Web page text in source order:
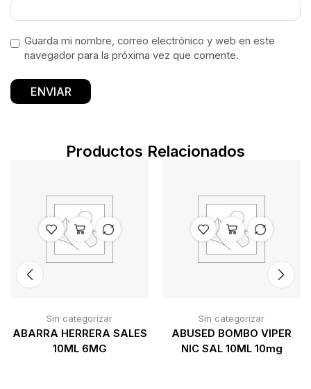
Guarda mi nombre, correo electrónico y web en este
navegador para la próxima vez que comente.
Productos Relacionados
Sin categorizar
ABARRA HERRERA SALES
10ML 6MG
Sin categorizar
ABUSED BOMBO VIPER
NIC SAL 10ML 10mg